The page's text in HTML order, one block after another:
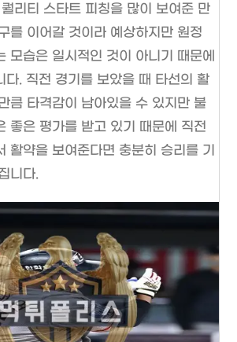
리티 스타트 피칭을 많이 보여준 만
를 이어갈 것이라 예상하지만 원정
모습은 일시적인 것이 아니기 때문에
다. 직전 경기를 보았을 때 타선의 활
큼 타격감이 남아있을 수 있지만 불
좋은 평가를 받고 있기 때문에 직전
활약을 보여준다면 충분히 승리를 기
니다.